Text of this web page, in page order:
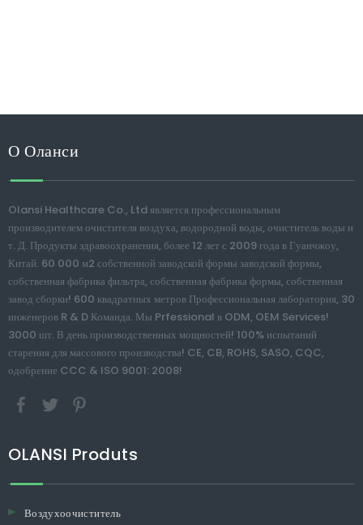
О Оланси
Olansi Healthcare Co., Ltd является профессиональным
производителем очистителя воздуха, водородной воды, очиститель воды и
т. Д. Продукты здравоохранения, более 12 лет с 2009 года в Гуанчжоу,
Китай. 60 000 м2 собственной заводской формы заводской формы,
собственная фабрика фильтра, собственная фабрика формы, собственная
завод сборки! 600 квадратных метров Профессиональная лаборатория, 30
инженеров R & D Команда. Мы Prfessional в ODM, OEM Services!
3000 шт. В день производственных мощностей! 100% испытаний
старения для массового производства! CE, CB, ROHS, SASO, CQC,
одобрение CCC & ISO 9001: 2008!
OLANSI Produts
Воздухоочиститель